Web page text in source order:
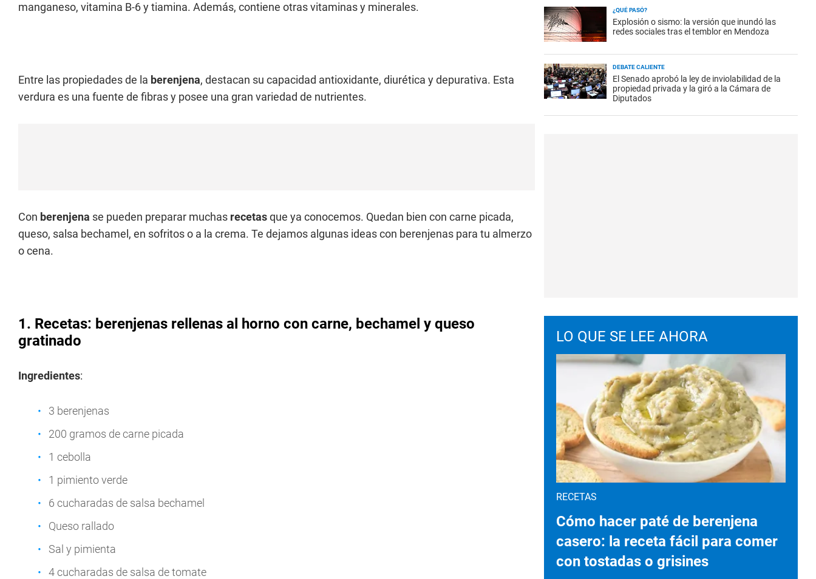
manganeso, vitamina B-6 y tiamina. Además, contiene otras vitaminas y minerales.
Entre las propiedades de la berenjena, destacan su capacidad antioxidante, diurética y depurativa. Esta
verdura es una fuente de fibras y posee una gran variedad de nutrientes.
Con berenjena se pueden preparar muchas recetasque ya conocemos. Quedan bien con carne picada,
queso, salsa bechamel, en sofritos o a la crema. Te dejamos algunas ideas con berenjenas para tu almerzo
o cena.
1. Recetas: berenjenas rellenas al horno con carne, bechamel y queso
gratinado
Ingredientes:
3 berenjenas
200 gramos de carne picada
1 cebolla
1 pimiento verde
6 cucharadas de salsa bechamel
Queso rallado
Sal y pimienta
4 cucharadas de salsa de tomate
¿QUÉ PASÓ?
Explosión o sismo: la versión que inundó las
redes sociales tras el temblor en Mendoza
DEBATE CALIENTE
El Senado aprobó la ley de inviolabilidad de la
propiedad privada y la giró a la Cámara de
Diputados
LO QUE SE LEE AHORA
RECETAS
Cómo hacer paté de berenjena
casero: la receta fácil para comer
con tostadas o grisines